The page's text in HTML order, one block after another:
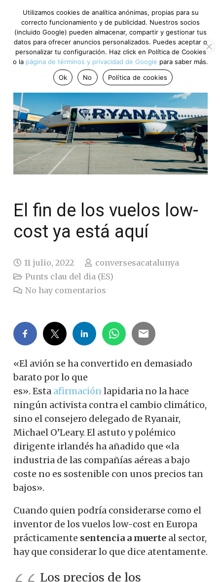
El fin de los vuelos low-
cost ya está aquí
11 julio, 2022
conversesacatalunya
Punts clau del dia (ES)
No hay comentarios
«El avión se ha convertido en demasiado
barato por lo que
es». Esta afirmaciónlapidaria no la hace
ningún activista contra el cambio climático,
sino el consejero delegado de Ryanair,
Michael O’Leary. El astuto y polémico
dirigente irlandés ha añadido que «la
industria de las compañías aéreas a bajo
coste no es sostenible con unos precios tan
bajos».
Cuando quien podría considerarse como el
inventor de los vuelos low-cost en Europa
prácticamente sentencia a muerte al sector,
hay que considerar lo que dice atentamente.
Los precios de los
Utilizamos cookies de analítica anónimas, propias para su
correcto funcionamiento y de publicidad. Nuestros socios
(incluido Google) pueden almacenar, compartir y gestionar tus
datos para ofrecer anuncios personalizados. Puedes aceptar o
personalizar tu configuración. Haz click en Política de Cookies
o la página de términos y privacidad de Google para saber más.
Ok
No Política de cookies